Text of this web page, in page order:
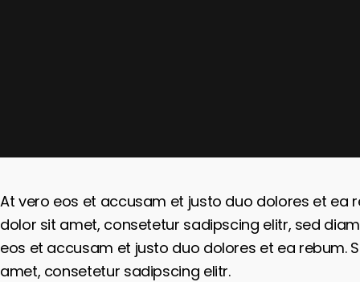
At vero eos et accusam et justo duo dolores et ea
dolor sit amet, consetetur sadipscing elitr, sed
eos et accusam et justo duo dolores et ea rebum.
amet, consetetur sadipscing elitr.